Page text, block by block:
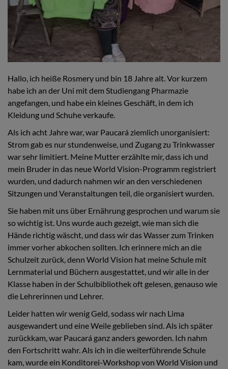
Hallo, ich heiße Rosmery und bin 18 Jahre alt. Vor kurzem
habe ich an der Uni mit dem Studiengang Pharmazie
angefangen, und habe ein kleines Geschäft, in dem ich
Kleidung und Schuhe verkaufe.
Als ich acht Jahre war, war Paucará ziemlich unorganisiert:
Strom gab es nur stundenweise, und Zugang zu Trinkwasser
war sehr limitiert. Meine Mutter erzählte mir, dass ich und
mein Bruder in das neue World Vision-Programm registriert
wurden, und dadurch nahmen wir an den verschiedenen
Sitzungen und Veranstaltungen teil, die organisiert wurden.
Sie haben mit uns über Ernährung gesprochen und warum sie
so wichtig ist. Uns wurde auch gezeigt, wie man sich die
Hände richtig wäscht, und dass wir das Wasser zum Trinken
immer vorher abkochen sollten. Ich erinnere mich an die
Schulzeit zurück, denn World Vision hat meine Schule mit
Lernmaterial und Büchern ausgestattet, und wir alle in der
Klasse haben in der Schulbibliothek oft gelesen, genauso wie
die Lehrerinnen und Lehrer.
Leider hatten wir wenig Geld, sodass wir nach Lima
ausgewandert und eine Weile geblieben sind. Als ich später
zurückkam, war Paucará ganz anders geworden. Ich nahm
den Fortschritt wahr. Als ich in die weiterführende Schule
kam, wurde ein Konditorei-Workshop von World Vision und